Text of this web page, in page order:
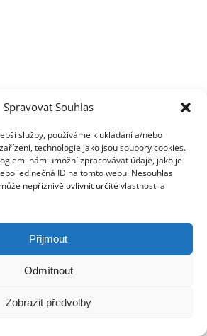
Spravovat Souhlas
služby, používáme k ukládání a/nebo
technologie jako jsou soubory cookies.
nám umožní zpracovávat údaje, jako je
jedinečná ID na tomto webu. Nesouhlas
nepříznivě ovlivnit určité vlastnosti a
Přijmout
Odmítnout
Zobrazit předvolby